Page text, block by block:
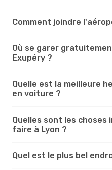
Comment joindre
Où se garer
Exupéry ?
Quelle est la meilleure
en voiture ?
Quelles sont les choses
faire à Lyon ?
Quel est le plus bel